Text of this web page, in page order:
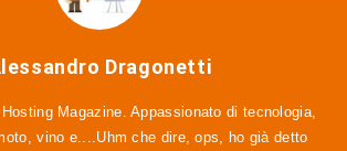
Dragonetti
Magazine. Appassionato di tecnologia,
vino e....Uhm che dire, ops, ho già detto